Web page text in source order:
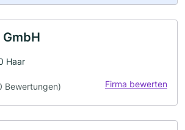
Haar
Bewertungen) Firma bewerten